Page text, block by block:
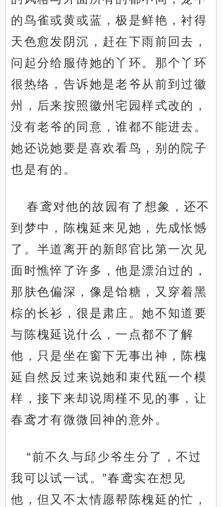
的鸟雀或黄或蓝，极是鲜艳，衬得
天色愈发阴沉，赶在下雨前回去，
问起分给服侍她的丫环。那个丫环
很热络，告诉她是老爷从前到过徽
州，后来按照徽州宅园样式改的，
没有老爷的同意，谁都不能进去。
她还说她要是喜欢看鸟，别的院子
也是有的。
春鸢对他的故园有了想象，还不
到梦中，陈槐延来见她，先成怅憾
了。半道离开的新郎官比第一次见
面时憔悴了许多，他是漂泊过的，
那肤色偏深，像是饴糖，又穿着黑
棕的长衫，很是肃庄。她不知道要
与陈槐延说什么，一点都不了解
他，只是坐在窗下无事出神，陈槐
延自然反过来说她和束代瓯一个模
样，接下来却说周槿不见的事，让
春鸢才有微微回神的意外。
“前不久与邱少爷生分了，不过
我可以试一试。”春鸢实在想见
他，但又不太情愿帮陈槐延的忙，